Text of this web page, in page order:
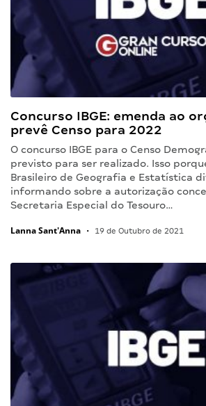
Concurso IBGE: emenda ao
prevê Censo para 2022
O concurso IBGE para o Censo
previsto para ser realizado. Isso
Brasileiro de Geografia e Estatística
informando sobre a autorização
Secretaria Especial do Tesouro…
Lanna Sant'Anna • 19 de Outubro de 2021